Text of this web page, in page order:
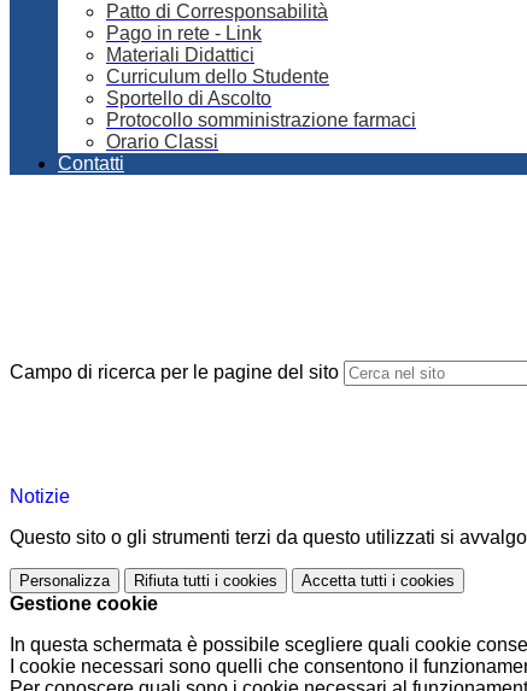
Patto di Corresponsabilità
Pago in rete - Link
Materiali Didattici
Curriculum dello Studente
Sportello di Ascolto
Protocollo somministrazione farmaci
Orario Classi
Contatti
Campo di ricerca per le pagine del sito
Notizie
Questo sito o gli strumenti terzi da questo utilizzati si
Personalizza Rifiuta tutti i cookies Accetta tutti i cookies
Gestione cookie
In questa schermata è possibile scegliere quali cookie
I cookie necessari sono quelli che consentono il